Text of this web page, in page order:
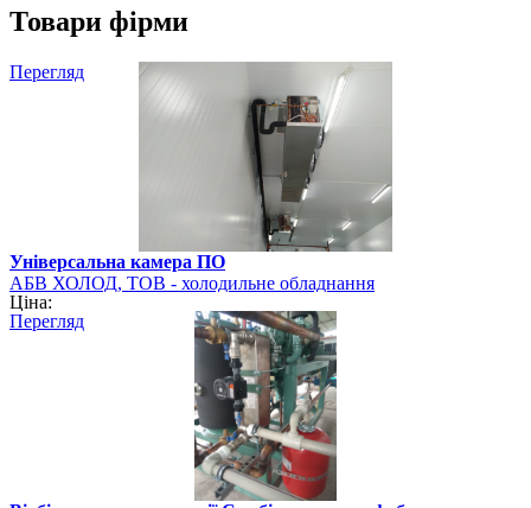
Товари фірми
Перегляд
Універсальна камера ПО
АБВ ХОЛОД, ТОВ - холодильне обладнання
Ціна:
Перегляд